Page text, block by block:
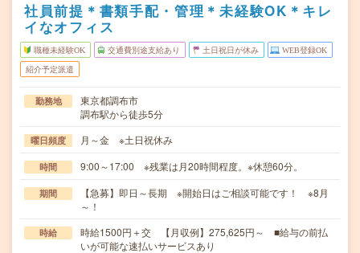
社員前提＊書類手配・管理＊未経験OK＊キレ
イなオフィス
職種未経験OK 交通費別途支給あり 土日祝日が休み WEB登録OK
紹介予定派遣
勤務地
東京都調布市
調布駅から徒歩5分
曜日頻度 月～金 ※土日祝休み
時間 9:00～17:00 ※残業は月20時間程度。※休憩60分。
期間
【急募】即日～長期 ※開始日はご相談可能です！ ※8月
～！
時給
時給1500円＋交 【月収例】275,625円～ ■給与の前払
いが可能な速払いサービスあり